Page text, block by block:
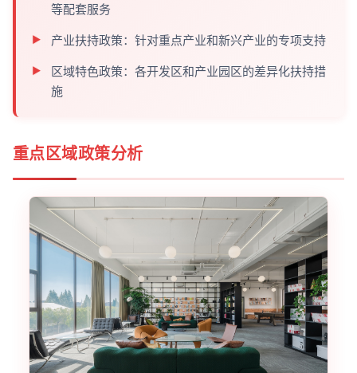
等配套服务
产业扶持政策：针对重点产业和新兴产业的专项支持
区域特色政策：各开发区和产业园区的差异化扶持措
施
重点区域政策分析